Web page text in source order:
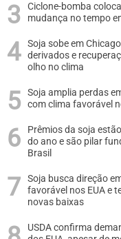
Ciclone-bomba
mudança no tempo
Soja sobe em
derivados e
olho no clima
Soja amplia perdas
com clima favorável
Prêmios da soja
do ano e são pilar
Brasil
Soja busca direção
favorável nos EUA e
novas baixas
USDA confirma